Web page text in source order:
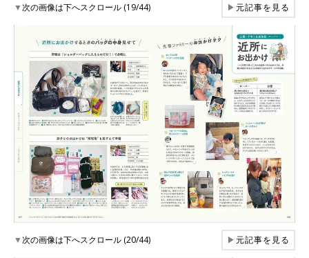
▼次の画像は下へスクロール (19/44) ▶元記事を見る
▼次の画像は下へスクロール (20/44) ▶元記事を見る